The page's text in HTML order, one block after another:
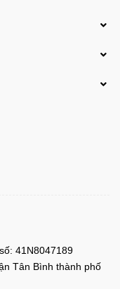
41N8047189
Tân Bình thành phố